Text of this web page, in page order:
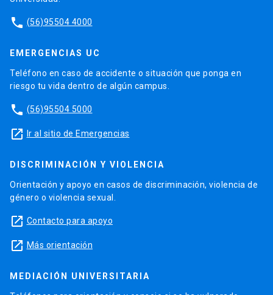
phone (56)95504 4000
EMERGENCIAS UC
Teléfono en caso de accidente o situación que ponga en
riesgo tu vida dentro de algún campus.
phone (56)95504 5000
launch Ir al sitio de Emergencias
DISCRIMINACIÓN Y VIOLENCIA
Orientación y apoyo en casos de discriminación, violencia de
género o violencia sexual.
launch Contacto para apoyo
launch Más orientación
MEDIACIÓN UNIVERSITARIA